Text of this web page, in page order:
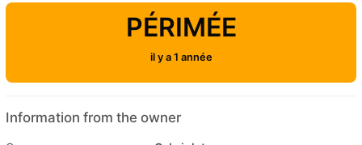
PÉRIMÉE
il y a 1 année
Information from the owner